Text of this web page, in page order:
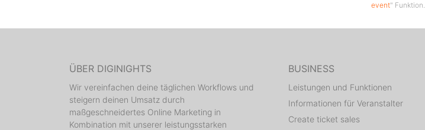
event" Funktion.
ÜBER DIGINIGHTS
Wir vereinfachen deine täglichen Workflows und
steigern deinen Umsatz durch
maßgeschneidertes Online Marketing in
Kombination mit unserer leistungsstarken
BUSINESS
Leistungen und Funktionen
Informationen für Veranstalter
Create ticket sales